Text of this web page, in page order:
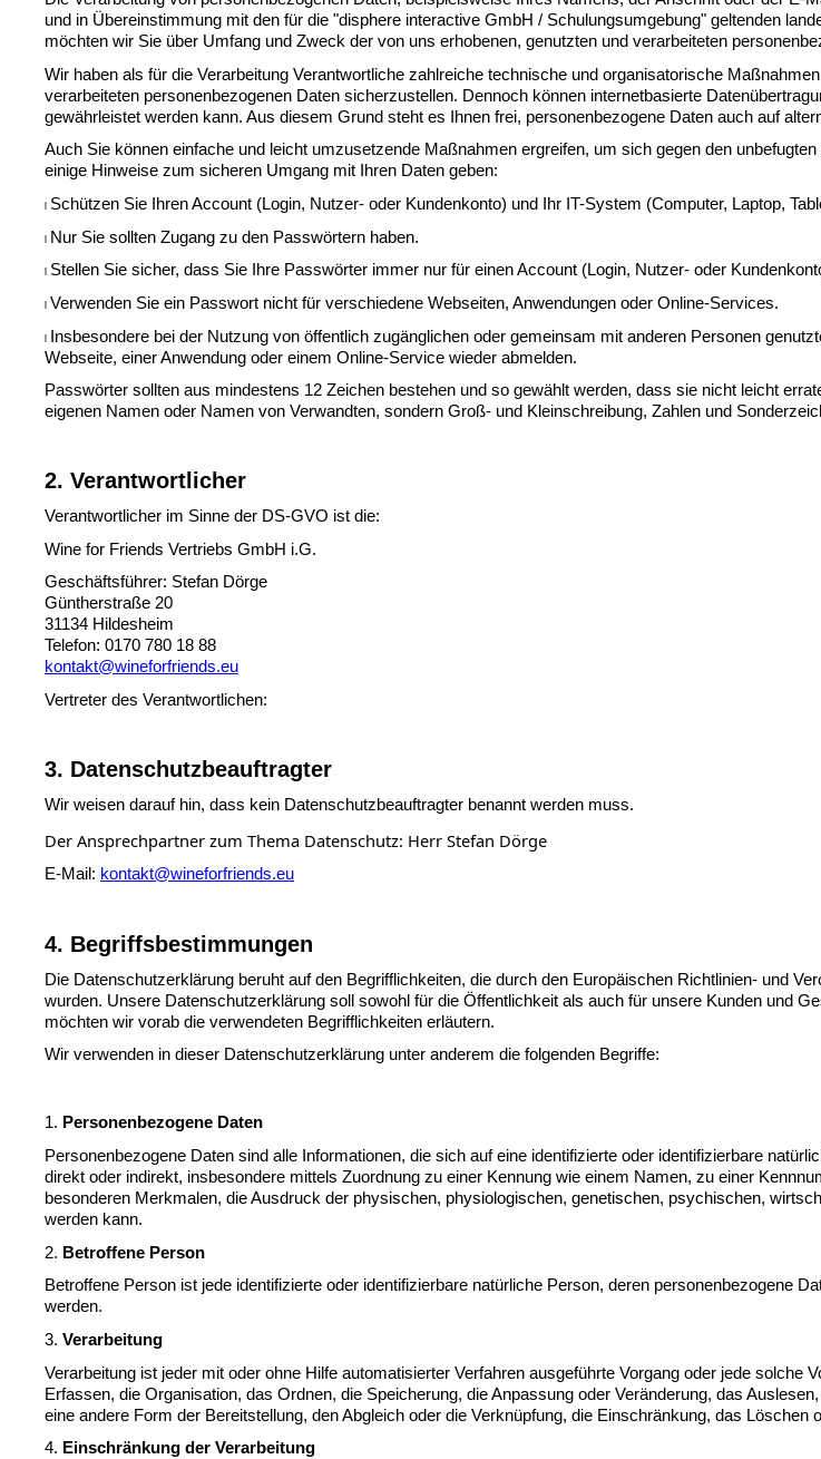
und in Übereinstimmung mit den für die "disphere interactive GmbH / Schulungsumgebung" geltenden
möchten wir Sie über Umfang und Zweck der von uns erhobenen, genutzten und verarbeiteten
Wir haben als für die Verarbeitung Verantwortliche zahlreiche technische und organisatorische
verarbeiteten personenbezogenen Daten sicherzustellen. Dennoch können internetbasierte
gewährleistet werden kann. Aus diesem Grund steht es Ihnen frei, personenbezogene Daten auch auf
Auch Sie können einfache und leicht umzusetzende Maßnahmen ergreifen, um sich gegen den
einige Hinweise zum sicheren Umgang mit Ihren Daten geben:
Schützen Sie Ihren Account (Login, Nutzer- oder Kundenkonto) und Ihr IT-System (Computer, Laptop,
Nur Sie sollten Zugang zu den Passwörtern haben.
Stellen Sie sicher, dass Sie Ihre Passwörter immer nur für einen Account (Login, Nutzer- oder
Verwenden Sie ein Passwort nicht für verschiedene Webseiten, Anwendungen oder Online-Services.
Insbesondere bei der Nutzung von öffentlich zugänglichen oder gemeinsam mit anderen Personen
Webseite, einer Anwendung oder einem Online-Service wieder abmelden.
Passwörter sollten aus mindestens 12 Zeichen bestehen und so gewählt werden, dass sie nicht leicht
eigenen Namen oder Namen von Verwandten, sondern Groß- und Kleinschreibung, Zahlen und
2. Verantwortlicher
Verantwortlicher im Sinne der DS-GVO ist die:
Wine for Friends Vertriebs GmbH i.G.
Geschäftsführer: Stefan Dörge
Güntherstraße 20
31134 Hildesheim
Telefon: 0170 780 18 88
kontakt@wineforfriends.eu
Vertreter des Verantwortlichen:
3. Datenschutzbeauftragter
Wir weisen darauf hin, dass kein Datenschutzbeauftragter benannt werden muss.
Der Ansprechpartner zum Thema Datenschutz: Herr Stefan Dörge
E-Mail: kontakt@wineforfriends.eu
4. Begriffsbestimmungen
Die Datenschutzerklärung beruht auf den Begrifflichkeiten, die durch den Europäischen Richtlinien- und
wurden. Unsere Datenschutzerklärung soll sowohl für die Öffentlichkeit als auch für unsere Kunden und
möchten wir vorab die verwendeten Begrifflichkeiten erläutern.
Wir verwenden in dieser Datenschutzerklärung unter anderem die folgenden Begriffe:
1. Personenbezogene Daten
Personenbezogene Daten sind alle Informationen, die sich auf eine identifizierte oder identifizierbare
direkt oder indirekt, insbesondere mittels Zuordnung zu einer Kennung wie einem Namen, zu einer
besonderen Merkmalen, die Ausdruck der physischen, physiologischen, genetischen, psychischen,
werden kann.
2. Betroffene Person
Betroffene Person ist jede identifizierte oder identifizierbare natürliche Person, deren personenbezogene
werden.
3. Verarbeitung
Verarbeitung ist jeder mit oder ohne Hilfe automatisierter Verfahren ausgeführte Vorgang oder jede
Erfassen, die Organisation, das Ordnen, die Speicherung, die Anpassung oder Veränderung, das
eine andere Form der Bereitstellung, den Abgleich oder die Verknüpfung, die Einschränkung, das Löschen
4. Einschränkung der Verarbeitung